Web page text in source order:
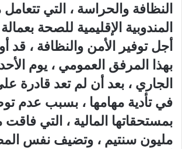
النظافة والحراسة ، التي تتعامل
المندوبية الإقليمية للصحة
أجل توفير الأمن والنظافة ، قد
الجاري ، بعد أن لم تعد قادرة
في تأدية مهامها ، بسبب عدم
مليون سنتيم ، وتضيف نفس